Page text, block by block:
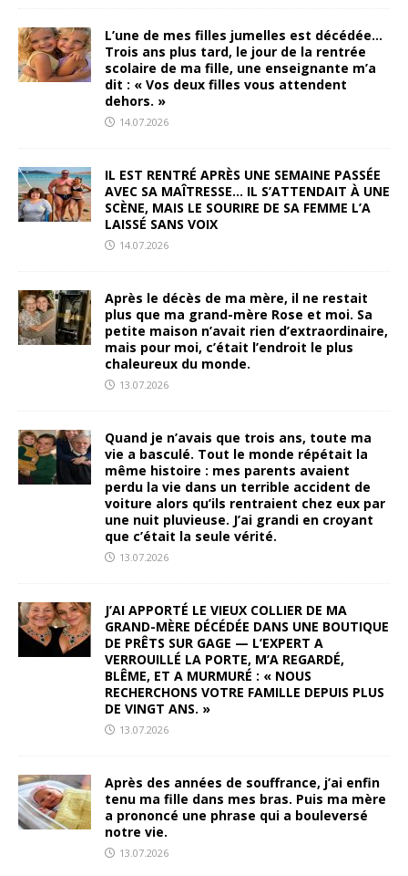
L’une de mes filles jumelles est décédée…
Trois ans plus tard, le jour de la rentrée
scolaire de ma fille, une enseignante m’a
dit : « Vos deux filles vous attendent
dehors. »
14.07.2026
IL EST RENTRÉ APRÈS UNE SEMAINE PASSÉE
AVEC SA MAÎTRESSE… IL S’ATTENDAIT À UNE
SCÈNE, MAIS LE SOURIRE DE SA FEMME L’A
LAISSÉ SANS VOIX
14.07.2026
Après le décès de ma mère, il ne restait
plus que ma grand-mère Rose et moi. Sa
petite maison n’avait rien d’extraordinaire,
mais pour moi, c’était l’endroit le plus
chaleureux du monde.
13.07.2026
Quand je n’avais que trois ans, toute ma
vie a basculé. Tout le monde répétait la
même histoire : mes parents avaient
perdu la vie dans un terrible accident de
voiture alors qu’ils rentraient chez eux par
une nuit pluvieuse. J’ai grandi en croyant
que c’était la seule vérité.
13.07.2026
J’AI APPORTÉ LE VIEUX COLLIER DE MA
GRAND-MÈRE DÉCÉDÉE DANS UNE BOUTIQUE
DE PRÊTS SUR GAGE — L’EXPERT A
VERROUILLÉ LA PORTE, M’A REGARDÉ,
BLÊME, ET A MURMURÉ : « NOUS
RECHERCHONS VOTRE FAMILLE DEPUIS PLUS
DE VINGT ANS. »
13.07.2026
Après des années de souffrance, j’ai enfin
tenu ma fille dans mes bras. Puis ma mère
a prononcé une phrase qui a bouleversé
notre vie.
13.07.2026